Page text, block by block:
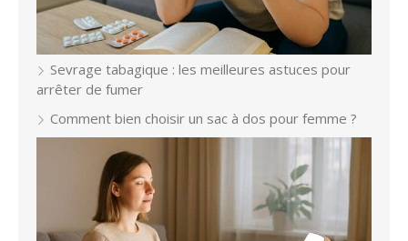
Sevrage tabagique : les meilleures astuces pour
arrêter de fumer
Comment bien choisir un sac à dos pour femme ?